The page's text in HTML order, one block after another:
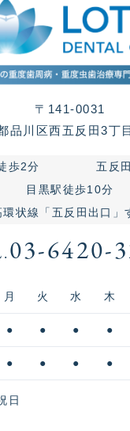
〒141-0031
品川区西五反田3丁
歩2分
五反
目黒駅徒歩10分
環状線「五反田出口」
03-6420-
月 火 水 木
● ● ● ●
● ● ● ●
日